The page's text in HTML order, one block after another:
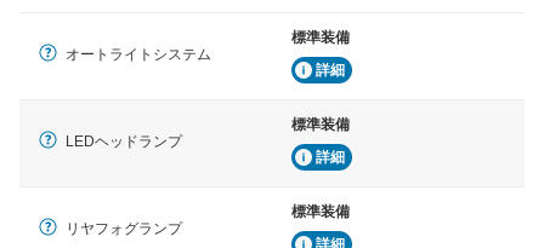
オートライトシステム
標準装備
詳細
LEDヘッドランプ
標準装備
詳細
リヤフォグランプ
標準装備
詳細